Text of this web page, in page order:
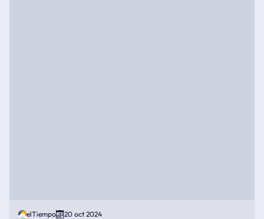
elTiempo 20 oct 2024